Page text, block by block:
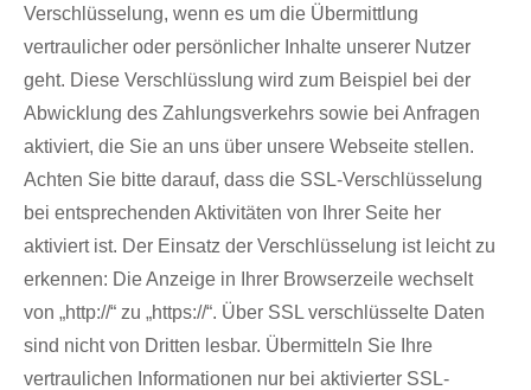
Verschlüsselung, wenn es um die Übermittlung
vertraulicher oder persönlicher Inhalte unserer Nutzer
geht. Diese Verschlüsslung wird zum Beispiel bei der
Abwicklung des Zahlungsverkehrs sowie bei Anfragen
aktiviert, die Sie an uns über unsere Webseite stellen.
Achten Sie bitte darauf, dass die SSL-Verschlüsselung
bei entsprechenden Aktivitäten von Ihrer Seite her
aktiviert ist. Der Einsatz der Verschlüsselung ist leicht zu
erkennen: Die Anzeige in Ihrer Browserzeile wechselt
von „http://“ zu „https://“. Über SSL verschlüsselte Daten
sind nicht von Dritten lesbar. Übermitteln Sie Ihre
vertraulichen Informationen nur bei aktivierter SSL-